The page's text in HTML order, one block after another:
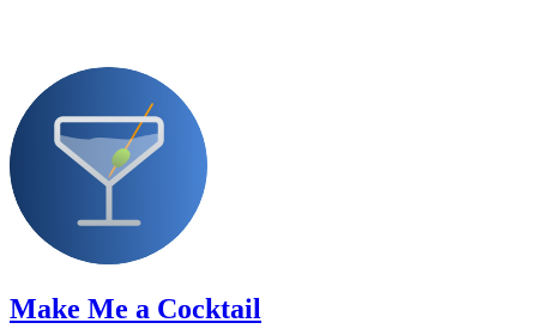
Make Me a Cocktail